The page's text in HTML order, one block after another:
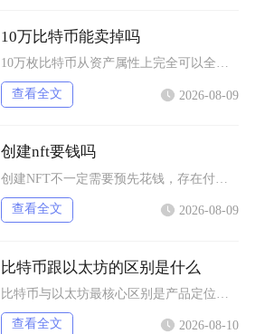
10万比特币能卖掉吗
10万枚比特币从资产属性上完全可以全部卖出，但无法在公开现货市场一次性市价成交，想要足额变
查看全文 2026-08-09
创建nft要钱吗
查看全文 2026-08-09
比特币跟以太坊的区别是什么
查看全文 2026-08-10